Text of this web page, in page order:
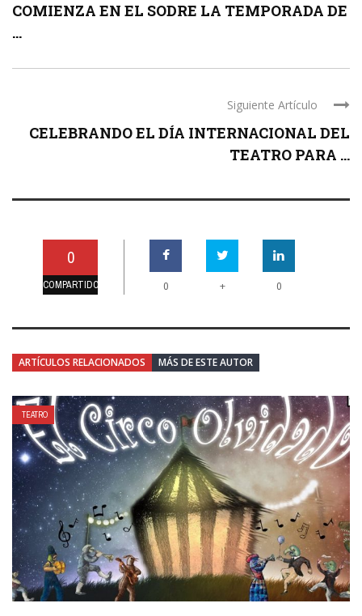
COMIENZA EN EL SODRE LA TEMPORADA DE
...
Siguiente Artículo
CELEBRANDO EL DÍA INTERNACIONAL DEL
TEATRO PARA ...
0
COMPARTIDO 0 + 0
ARTÍCULOS RELACIONADOS MÁS DE ESTE AUTOR
TEATRO